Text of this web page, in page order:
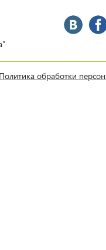
Политика обработки